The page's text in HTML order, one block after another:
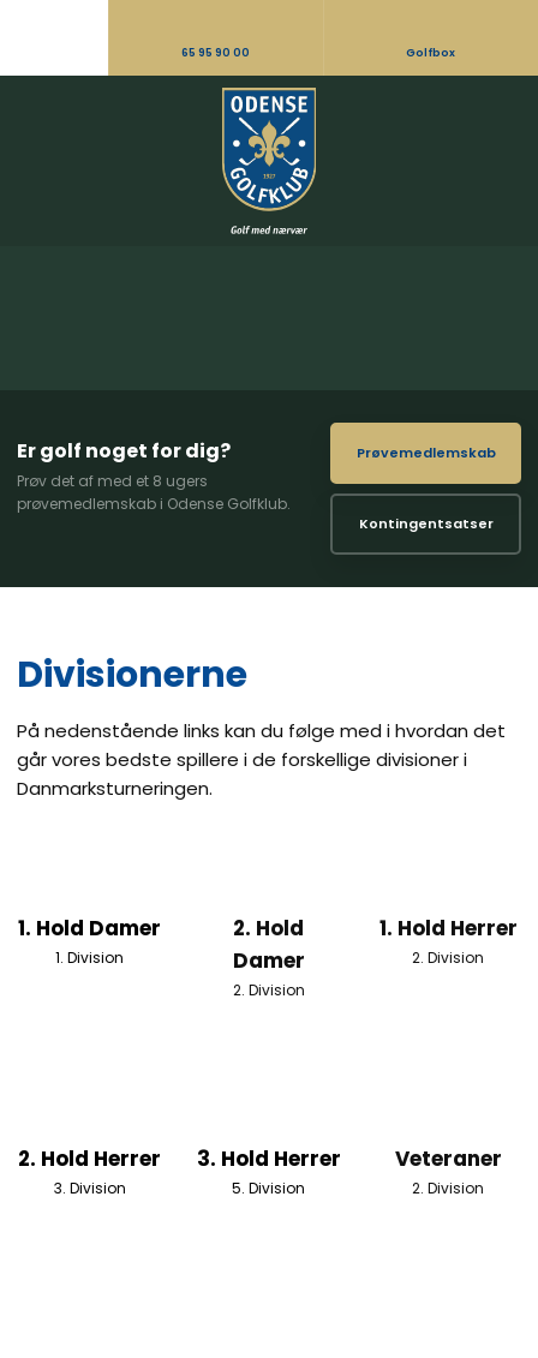
65 95 90 00 Golfbox
Er golf noget for dig?
Prøv det af med et 8 ugers
prøvemedlemskab i Odense Golfklub.
Prøvemedlemskab
Kontingentsatser
Divisionerne
​På nedenstående links kan du følge med i hvordan det
går vores bedste spillere i de forskellige divisioner i
Danmarksturneringen.
1. Hold Damer
1. Division
2. Hold
Damer
2. Division​
1. Hold Herrer
2. Division
2. Hold Herrer
3. Division
3. Hold Herrer
5. Division
Veteraner
2. Division